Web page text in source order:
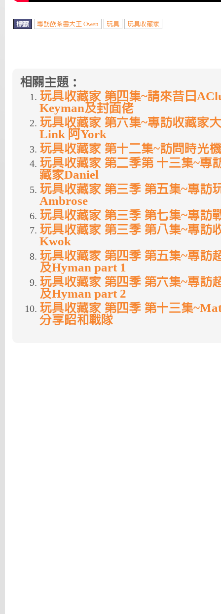
標籤 專訪飲茶書大王 Owen 玩具 玩具收藏家
相關主題：
玩具收藏家 第四集~請來昔日
Keyman及封面佬
玩具收藏家 第六集~專訪收藏家
Link 阿York
玩具收藏家 第十二集~訪問時光
玩具收藏家 第二季第 十三集~專
藏家Daniel
玩具收藏家 第三季 第五集~專訪
Ambrose
玩具收藏家 第三季 第七集~專訪
玩具收藏家 第三季 第八集~專訪
Kwok
玩具收藏家 第四季 第五集~專訪
及Hyman part 1
玩具收藏家 第四季 第六集~專訪
及Hyman part 2
玩具收藏家 第四季 第十三集
分享昭和戰隊